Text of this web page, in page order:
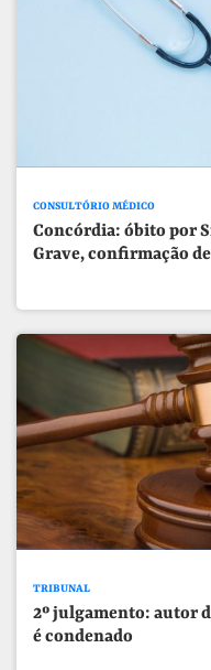
CONSULTÓRIO MÉDICO
Concórdia: óbito por
Grave, confirmação
TRIBUNAL
2º julgamento: autor
é condenado